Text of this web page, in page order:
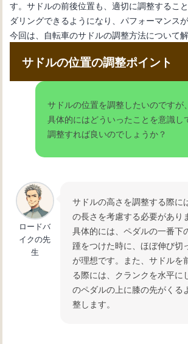
自転車の内装変速
ナンス方法を理解し
自転車の変速機が
と解決法を紹介
自転車の変速機の使
自転車の変速機が故
要なツール
自転車初心者必見
使い方を徹底解説
す。サドルの前後位置も、適切に調整するこ
ダリングできるようになり、パフォーマンスが
今回は、自転車のサドルの調整方法について解
サドルの位置の調整ポイント
サドルの位置を調整したいのですが、
具体的にはどういったことを意識し
調整すれば良いのでしょうか？
ロードバ
イクの先
生
サドルの高さを調整する際に
の長さを考慮する必要があり
具体的には、ペダルの一番下
踵をつけた時に、ほぼ伸び切
が理想です。また、サドルを
る際には、クランクを水平に
のペダルの上に膝の先がくる
整します。